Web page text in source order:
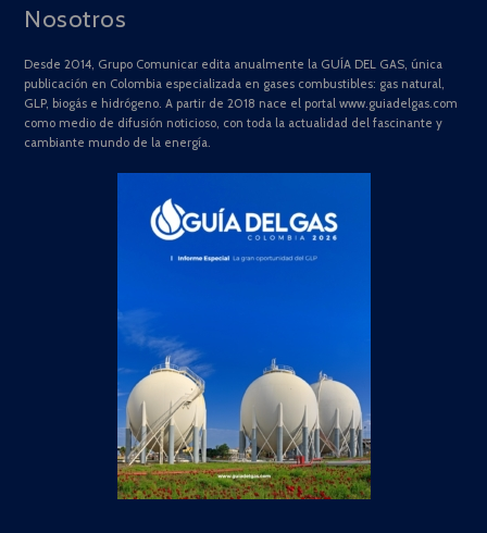
Nosotros
Desde 2014, Grupo Comunicar edita anualmente la GUÍA DEL GAS, única
publicación en Colombia especializada en gases combustibles: gas natural,
GLP, biogás e hidrógeno. A partir de 2018 nace el portal www.guiadelgas.com
como medio de difusión noticioso, con toda la actualidad del fascinante y
cambiante mundo de la energía.